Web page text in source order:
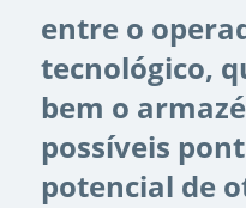
entre o
tecnológico,
bem o
possíveis
potencial de